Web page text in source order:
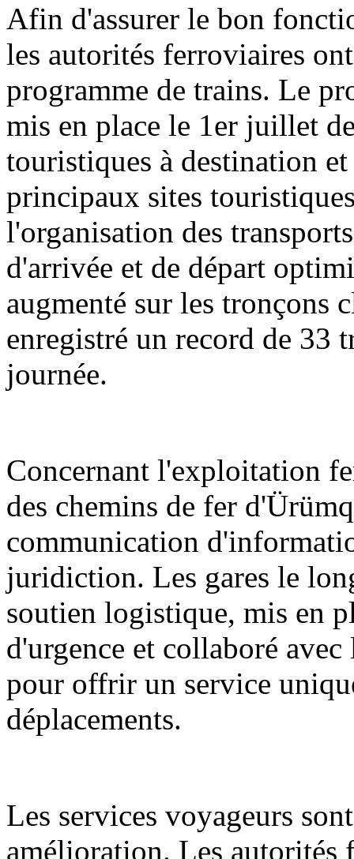
Afin d'assurer le bon
les autorités ferroviaires
programme de trains. Le
mis en place le 1er juillet
touristiques à destination
principaux sites
l'organisation des
d'arrivée et de départ
augmenté sur les
enregistré un record de 33
journée.
Concernant l'exploitation
des chemins de fer
communication
juridiction. Les gares le
soutien logistique, mis en
d'urgence et collaboré
pour offrir un service
déplacements.
Les services voyageurs
amélioration. Les